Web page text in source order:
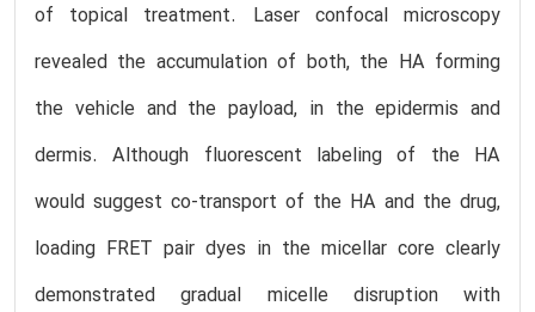
of topical treatment. Laser confocal microscopy
revealed the accumulation of both, the HA forming
the vehicle and the payload, in the epidermis and
dermis. Although fluorescent labeling of the HA
would suggest co-transport of the HA and the drug,
loading FRET pair dyes in the micellar core clearly
demonstrated gradual micelle disruption with